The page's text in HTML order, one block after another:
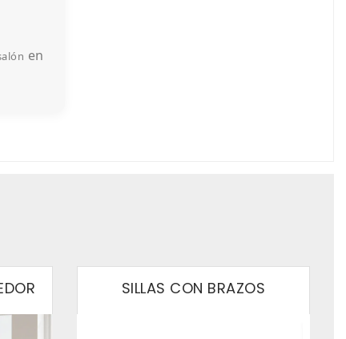
en
SILLAS CON BRAZOS